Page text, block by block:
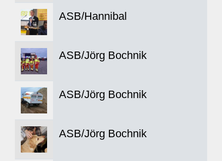
ASB/Hannibal
ASB/Jörg Bochnik
ASB/Jörg Bochnik
ASB/Jörg Bochnik